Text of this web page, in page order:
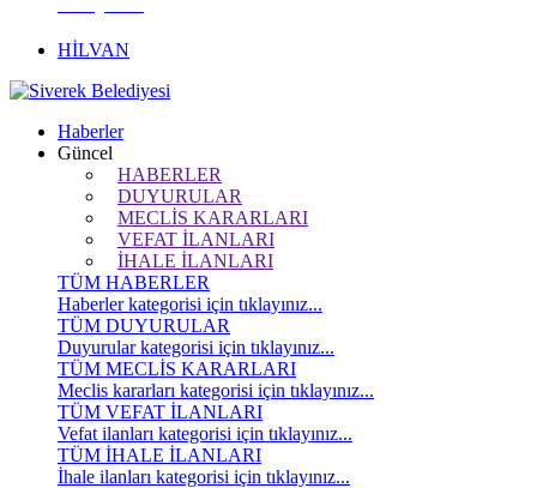
HİLVAN
Haberler
Güncel
HABERLER
DUYURULAR
MECLİS KARARLARI
VEFAT İLANLARI
İHALE İLANLARI
TÜM HABERLER
Haberler kategorisi için tıklayınız...
TÜM DUYURULAR
Duyurular kategorisi için tıklayınız...
TÜM MECLİS KARARLARI
Meclis kararları kategorisi için tıklayınız...
TÜM VEFAT İLANLARI
Vefat ilanları kategorisi için tıklayınız...
TÜM İHALE İLANLARI
İhale ilanları kategorisi için tıklayınız...